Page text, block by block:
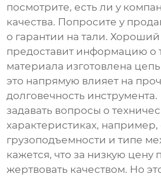
посмотрите, есть ли у
качества. Попросите у
о гарантии на тали.
предоставит информацию о
материала изготовлена
это напрямую влияет на
долговечность
задавать вопросы о
характеристиках, например,
грузоподъемности и типе
кажется, что за низкую цену
жертвовать качеством. Но